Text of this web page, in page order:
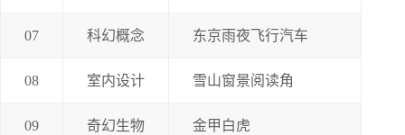
07 科幻概念 东京雨夜飞行汽车
08 室内设计 雪山窗景阅读角
09 奇幻生物 金甲白虎